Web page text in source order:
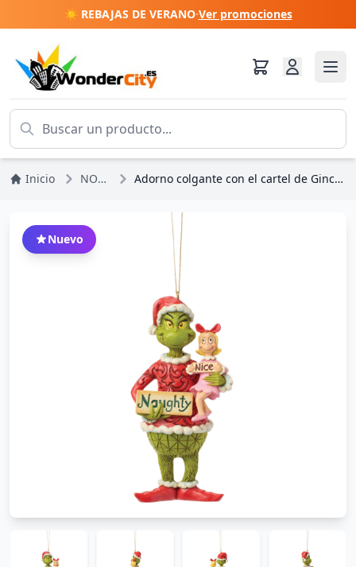
☀️ REBAJAS DE VERANO·Ver promociones
Inicio NOVEDADES Adorno colgante con el cartel de Ginch y Cindy Lou - JIM SHORE GRINCH
Nuevo